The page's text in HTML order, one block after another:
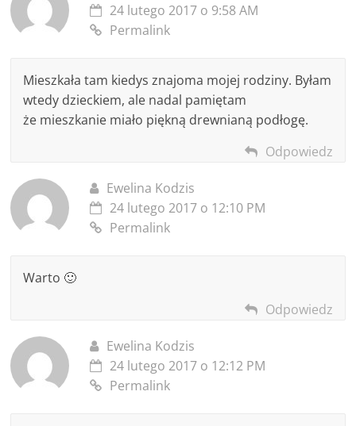
24 lutego 2017 o 9:58 AM
Permalink
Mieszkała tam kiedys znajoma mojej rodziny. Byłam
wtedy dzieckiem, ale nadal pamiętam
że mieszkanie miało piękną drewnianą podłogę.
Odpowiedz
Ewelina Kodzis
24 lutego 2017 o 12:10 PM
Permalink
Warto 🙂
Odpowiedz
Ewelina Kodzis
24 lutego 2017 o 12:12 PM
Permalink